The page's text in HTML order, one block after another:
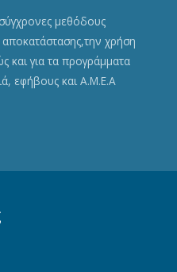
μεθόδους
αποκατάστασης,την χρήση
και για τα προγράμματα
εφήβους και Α.Μ.Ε.Α